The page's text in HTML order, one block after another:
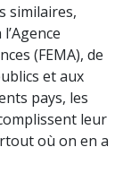
similaires,
(FEMA), de
et aux
pays, les
leur
où on en a